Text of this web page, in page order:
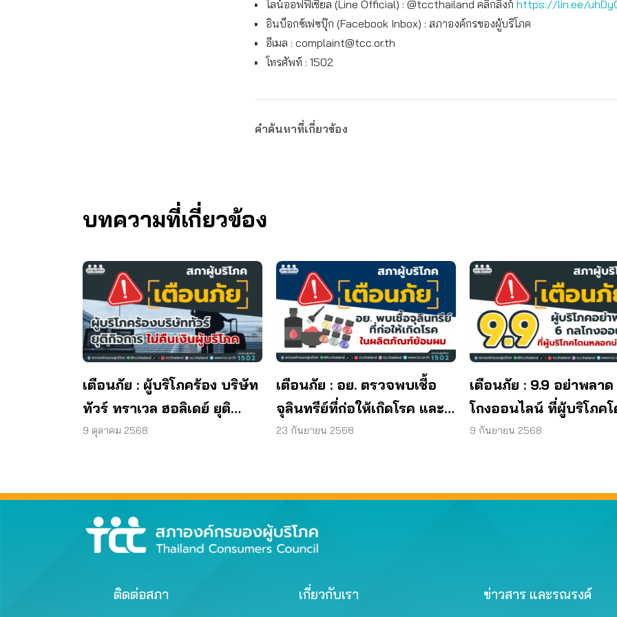
ไลน์ออฟฟิเชียล (Line Official) : @tccthailand คลิกลิงก์ https://lin.ee/
อินบ็อกซ์เฟซบุ๊ก (Facebook Inbox) : สภาองค์กรของผู้บริโภค
อีเมล : complaint@tcc.or.th
โทรศัพท์ : 1502
คำค้นหาที่เกี่ยวข้อง
บทความที่เกี่ยวข้อง
เตือนภัย : ผู้บริโภคร้อง บริษัท
ทัวร์ ทราเวล ฮอลิเดย์ ยุติ
กิจการ ไม่คืนเงินผู้บริโภค
9 ตุลาคม 2568
เตือนภัย : อย. ตรวจพบเชื้อ
จุลินทรีย์ที่ก่อให้เกิดโรค และ
พบแบคทีเรีย ยีสต์ และรา เกิน
23 กันยายน 2568
เตือนภัย : 9.9 อย่าพลา
โกงออนไลน์ ที่ผู้บริโภค
หลอกบ่อยที่สุด
9 กันยายน 2568
ติดต่อสภา เกี่ยวกับเรา ข่าวสาร และรณรงค์